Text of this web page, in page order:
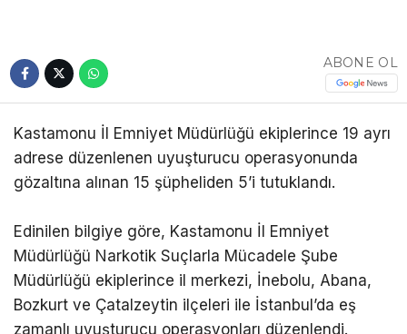
ABONE OL
Kastamonu İl Emniyet Müdürlüğü ekiplerince 19 ayrı
adrese düzenlenen uyuşturucu operasyonunda
Edinilen bilgiye göre, Kastamonu İl Emniyet
Müdürlüğü Narkotik Suçlarla Mücadele Şube
Müdürlüğü ekiplerince il merkezi, İnebolu, Abana,
Bozkurt ve Çatalzeytin ilçeleri ile İstanbul’da eş